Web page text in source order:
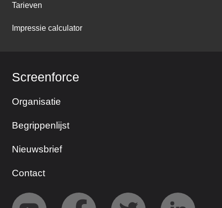
Tarieven
Impressie calculator
Screenforce
Organisatie
Begrippenlijst
Nieuwsbrief
Contact